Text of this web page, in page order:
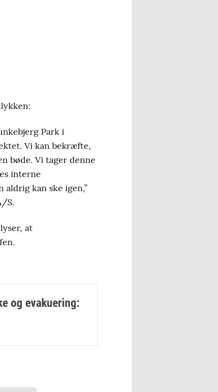
Park i
Vi kan bekræfte,
bøde. Vi tager denne
interne
kan ske igen,”
S.
at
og evakuering: